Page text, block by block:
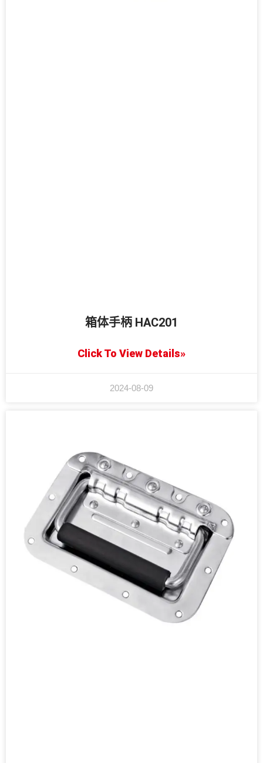
箱体手柄 HAC201
Click To View Details»
2024-08-09